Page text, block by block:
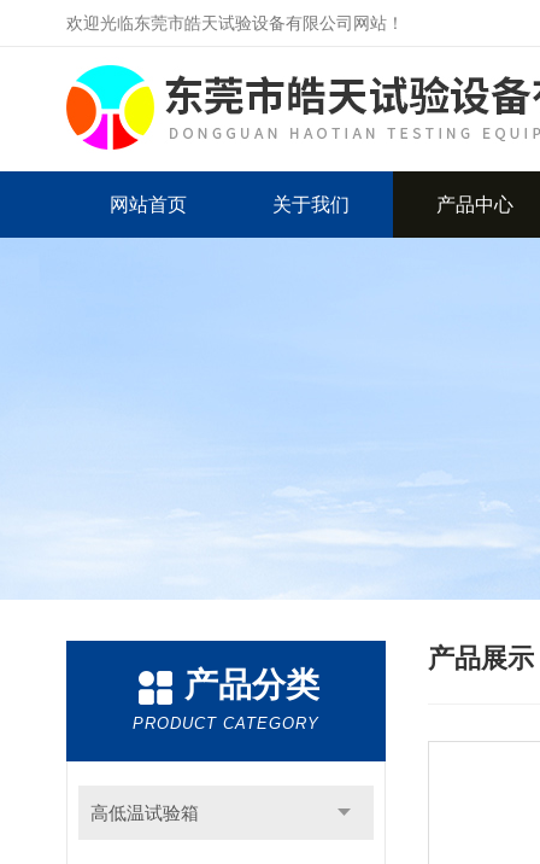
欢迎光临东莞市皓天试验设备有限公司网站！
网站首页 关于我们 产品中心
产品分类
PRODUCT CATEGORY
高低温试验箱
产品展示